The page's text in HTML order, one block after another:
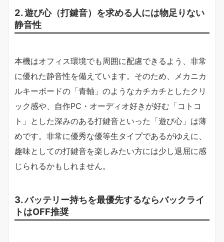
2. 遊び心（打鍵音）を求める人には物足りない
静音性
本機はオフィス環境でも周囲に配慮できるよう、非常
に優れた静音性を備えています。そのため、メカニカ
ルキーボードの「青軸」のようなカチカチとしたクリ
ック感や、自作PC・オーディオ好きが好む「コトコ
ト」とした深みのある打鍵音といった「遊び心」は薄
めです。非常に優秀な優等生タイプであるがゆえに、
趣味としての打鍵音を楽しみたい方には少し退屈に感
じられるかもしれません。
3. バッテリー持ちを最優先するならバックライ
トはOFF推奨